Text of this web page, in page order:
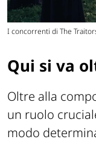
I concorrenti di The
Qui si va
Oltre alla
un ruolo
modo